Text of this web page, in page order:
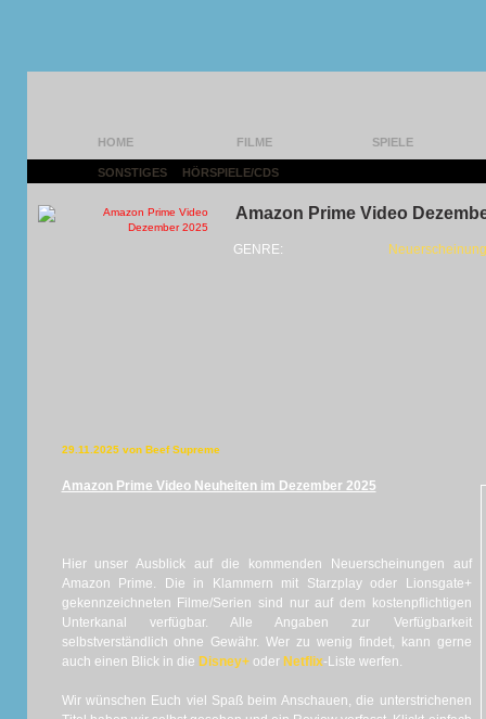
HOME FILME SPIELE
SONSTIGES HÖRSPIELE/CDS
Amazon Prime Video
GENRE:
29.11.2025 von Beef Supreme
Amazon Prime Video Neuheiten im Dezember 2025
Hier unser Ausblick auf die kommenden Neuerscheinungen auf
Amazon Prime. Die in Klammern mit Starzplay oder Lionsgate+
gekennzeichneten Filme/Serien sind nur auf dem kostenpflichtigen
Unterkanal verfügbar. Alle Angaben zur Verfügbarkeit
selbstverständlich ohne Gewähr. Wer zu wenig findet, kann gerne
auch einen Blick in die Disney+oder Netflix-Liste werfen.
Wir wünschen Euch viel Spaß beim Anschauen, die unterstrichenen